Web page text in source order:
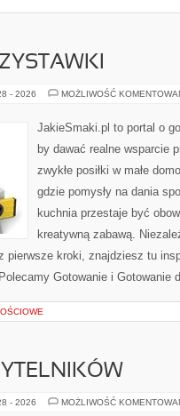
- 2026 MOŻLIWOŚĆ
JakieSmaki.pl to portal o
by dawać realne wsparcie
zwykłe posiłki w małe
gdzie pomysły na dania
kuchnia przestaje być
kreatywną zabawą.
pierwsze kroki, znajdziesz tu
Gotowanie i Gotowanie
- 2026 MOŻLIWOŚĆ